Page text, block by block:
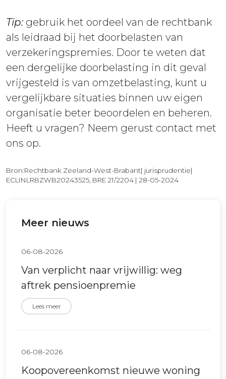
Tip: gebruik het oordeel van de rechtbank
als leidraad bij het doorbelasten van
verzekeringspremies. Door te weten dat
een dergelijke doorbelasting in dit geval
vrijgesteld is van omzetbelasting, kunt u
vergelijkbare situaties binnen uw eigen
organisatie beter beoordelen en beheren.
Heeft u vragen? Neem gerust contact met
ons op.
Bron:Rechtbank Zeeland-West-Brabant| jurisprudentie|
ECLINLRBZWB20243525, BRE 21/2204 | 28-05-2024
Meer nieuws
06-08-2026
Van verplicht naar vrijwillig: weg
aftrek pensioenpremie
Lees meer
06-08-2026
Koopovereenkomst nieuwe woning